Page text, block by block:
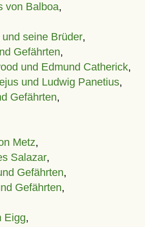
von Balboa,
seine Brüder,
Gefährten,
und Edmund Catherick,
und Ludwig Panetius,
Gefährten,
Metz,
Salazar,
Gefährten,
Gefährten,
Eigg,